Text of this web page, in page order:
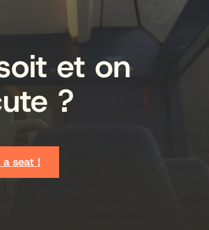
et on
?
a seat !